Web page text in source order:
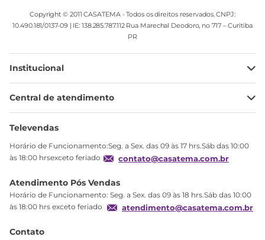
Copyright © 2011 CASATEMA - Todos os direitos reservados. CNPJ:
10.490.181/0137-09 | IE: 138.285.787.112 Rua Marechal Deodoro, no 717 – Curitiba
PR
Institucional
Minha Conta
Meus pedidos
Troca
Garantia
Central de atendimento
Ajuda
Televendas
Horário de Funcionamento:Seg. a Sex. das 09 às 17 hrs.Sáb das 10:00
às 18:00 hrsexceto feriado
contato@casatema.com.br
Atendimento Pós Vendas
Horário de Funcionamento: Seg. a Sex. das 09 às 18 hrs.Sáb das 10:00
às 18:00 hrs exceto feriado
atendimento@casatema.com.br
Contato